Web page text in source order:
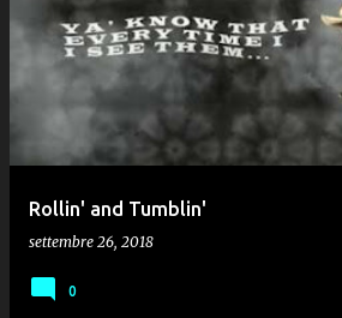
Rollin' and Tumblin'
settembre 26, 2018
0